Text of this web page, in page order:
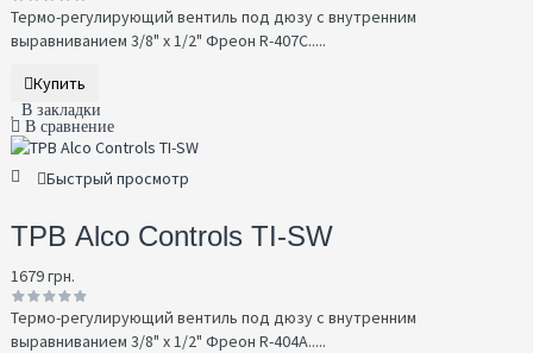
Термо-регулирующий вентиль под дюзу с внутренним
выравниванием 3/8" x 1/2" Фреон R-407C.....
Купить
В закладки
В сравнение
Быстрый просмотр
ТРВ Alco Controls TI-SW
1679 грн.
Термо-регулирующий вентиль под дюзу с внутренним
выравниванием 3/8" x 1/2" Фреон R-404A.....